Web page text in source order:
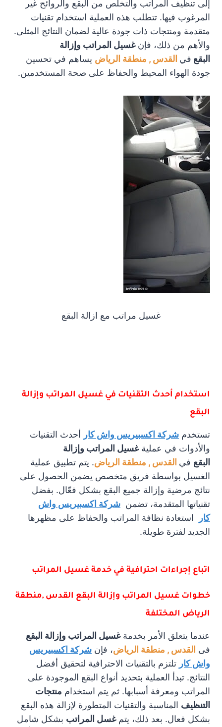
إلى تنظيف المراتب والتخلص من البقع والروائح غير
المرغوب فيها. تتطلب هذه العملية استخدام تقنيات
متقدمة ومنتجات ذات جودة عالية لضمان النتائج المثلى.
والأهم من ذلك، فإنغسيل المراتب وإزالة
البقع في القدس , منطقة الرياض يساهم في تحسين
جودة الهواء المحيط والحفاظ على صحة المستخدمين.
غسيل مراتب مع ازالة البقع
استخدام أحدث التقنيات في غسيل المراتب وإزالة
البقع
تستخدم شركة اكسبيريس واش كار أحدث التقنيات
والأدوات في عمليةغسيل المراتب وإزالة
البقع في القدس , منطقة الرياض. يتم تطبيق عملية
الغسيل بواسطة فريق متخصص يضمن الحصول على
نتائج مرضية وإزالة جميع البقع بشكل فعّال. بفضل
تقنياتها المتقدمة، تضمن شركة اكسبيريس واش
كار
استعادة نظافة المراتب والحفاظ على مظهرها
الجديد لفترة طويلة.
اتباع إجراءات احترافية في خدمة غسيل المراتب
خطوات غسيل المراتب وإزالة البقع القدس ,منطقة
الرياض المختلفة
عندما يتعلق الأمر بخدمةغسيل المراتب وإزالة البقع
فى القدس , منطقة الرياض، فإن شركة اكسبيريس
واش كار تلتزم بالتقنيات الاحترافية لتحقيق أفضل
النتائج. تبدأ العملية بتحديد أنواع البقع الموجودة على
المراتب ومعرفة أسبابها. ثم يتم استخدام منتجات
التنظيف المناسبة والتقنيات المتطورة لإزالة هذه البقع
بشكل فعال. بعد ذلك، يتمغسل المراتب بشكل شامل